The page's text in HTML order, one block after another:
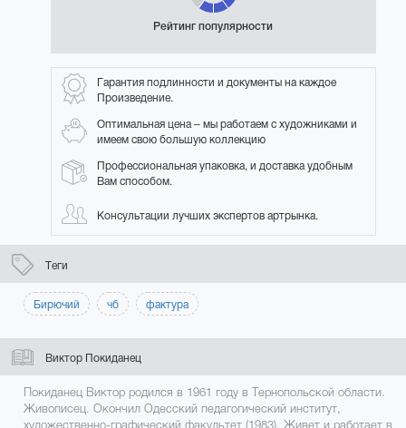
Рейтинг популярности
Гарантия подлинности и документы на каждое
Произведение.
Оптимальная цена – мы работаем с художниками и
имеем свою большую коллекцию
Профессиональная упаковка, и доставка удобным
Вам способом.
Консультации лучших экспертов артрынка.
Теги
Бирючий чб фактура
Виктор Покиданец
Покиданец Виктор родился в 1961 году в Тернопольской области.
Живописец. Окончил Одесский педагогический институт,
художественно-графический факультет (1983). Живет и работает в